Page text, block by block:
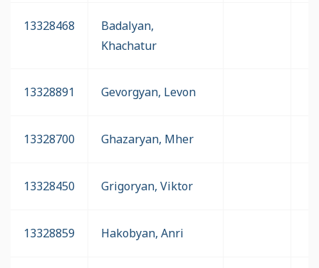
13328468
Badalyan,
Khachatur
13328891 Gevorgyan, Levon
13328700 Ghazaryan, Mher
13328450 Grigoryan, Viktor
13328859 Hakobyan, Anri